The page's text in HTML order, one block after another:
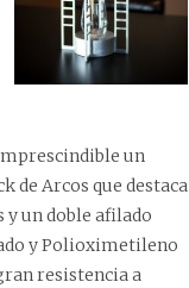
un
de Arcos que destaca
un doble afilado
y Polioximetileno
resistencia a